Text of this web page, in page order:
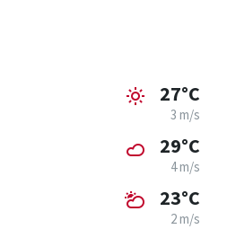
27°C
3 m/s
29°C
4 m/s
23°C
2 m/s